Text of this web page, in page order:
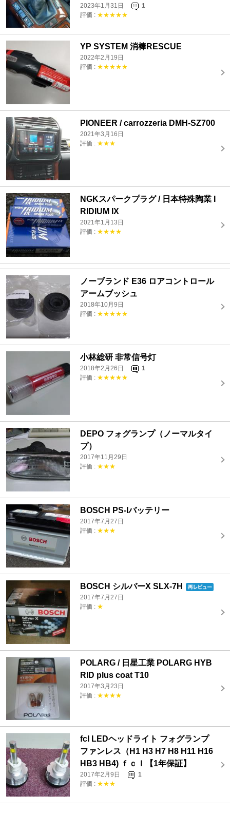
2023年1月31日
1
評価 : ★★★★★
YP SYSTEM 消棒RESCUE
2022年2月19日
評価 : ★★★★★
PIONEER / carrozzeria DMH-SZ700
2021年3月16日
評価 : ★★★
NGKスパークプラグ / 日本特殊陶業 I
RIDIUM IX
2021年1月13日
評価 : ★★★★
ノーブランド E36 ロアコントロール
アームブッシュ
2018年10月9日
評価 : ★★★★★
小林総研 非常信号灯
2018年2月26日
1
評価 : ★★★★★
DEPO フォグランプ（ノーマルタイ
プ）
2017年11月29日
評価 : ★★★
BOSCH PS-Iバッテリー
2017年7月27日
評価 : ★★★
BOSCH シルバーX SLX-7H
2017年7月27日
評価 : ★
POLARG / 日星工業 POLARG HYB
RID plus coat T10
2017年3月23日
評価 : ★★★★
fcl LEDヘッドライト フォグランプ
ファンレス（H1 H3 H7 H8 H11 H16
HB3 HB4) ｆｃｌ【1年保証】
2017年2月9日
1
評価 : ★★★